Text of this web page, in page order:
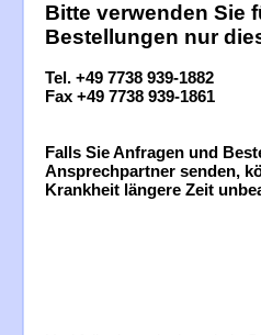
Bitte verwenden Sie
Bestellungen nur
Tel. +49 7738 939-1882
Fax +49 7738 939-1861
Falls Sie Anfragen und
Ansprechpartner senden,
Krankheit längere Zeit